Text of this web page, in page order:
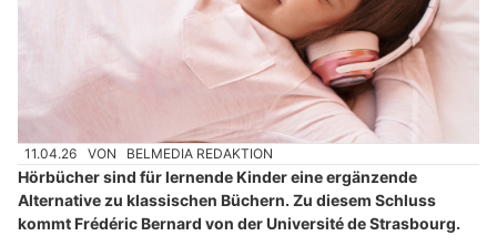
11.04.26 VON BELMEDIA REDAKTION
Hörbücher sind für lernende Kinder eine ergänzende
Alternative zu klassischen Büchern. Zu diesem Schluss
kommt Frédéric Bernard von der Université de Strasbourg.